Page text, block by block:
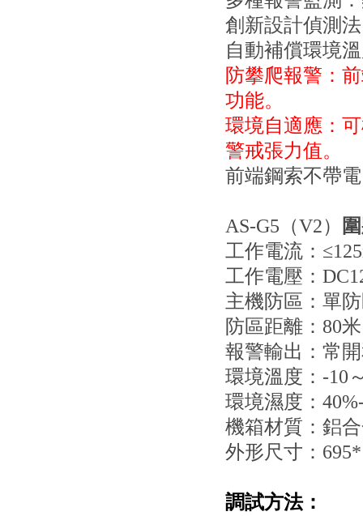
創新設計偵測
自動補償環境
防攀爬報警：
功能。
環境自適應：
警戒張力值。
前端鋼索不帶
AS-G5（V2）
工作電流：
工作電壓：
主機防區：單
防區距離：80
報警輸出：常
環境溫度：-10
環境濕度：
機箱材質：鋁
外形尺寸：
調試方法：